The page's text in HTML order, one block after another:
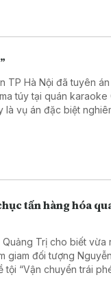
TP Hà Nội đã tuyên
túy tại quán karaoke
vụ án đặc biệt
tấn hàng hóa
Trị cho biết vừa
giam đối tượng
“Vận chuyển trái